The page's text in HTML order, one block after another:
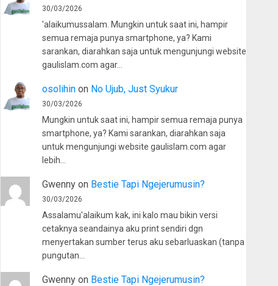
30/03/2026
'alaikumussalam. Mungkin untuk saat ini, hampir
semua remaja punya smartphone, ya? Kami
sarankan, diarahkan saja untuk mengunjungi website
gaulislam.com agar…
osolihinon No Ujub, Just Syukur
30/03/2026
Mungkin untuk saat ini, hampir semua remaja punya
smartphone, ya? Kami sarankan, diarahkan saja
untuk mengunjungi website gaulislam.com agar
lebih…
Gwennyon Bestie Tapi Ngejerumusin?
30/03/2026
Assalamu'alaikum kak, ini kalo mau bikin versi
cetaknya seandainya aku print sendiri dgn
menyertakan sumber terus aku sebarluaskan (tanpa
pungutan…
Gwennyon Bestie Tapi Ngejerumusin?